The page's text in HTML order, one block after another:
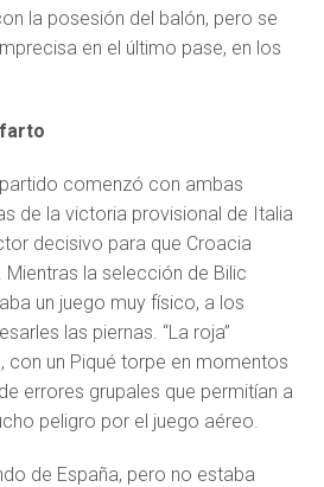
la posesión del balón, pero se
en el último pase, en los
comenzó con ambas
de la victoria provisional de Italia
decisivo para que Croacia
la selección de Bilic
un juego muy físico, a los
las piernas. “La roja”
con un Piqué torpe en momentos
errores grupales que permitían a
peligro por el juego aéreo.
de España, pero no estaba